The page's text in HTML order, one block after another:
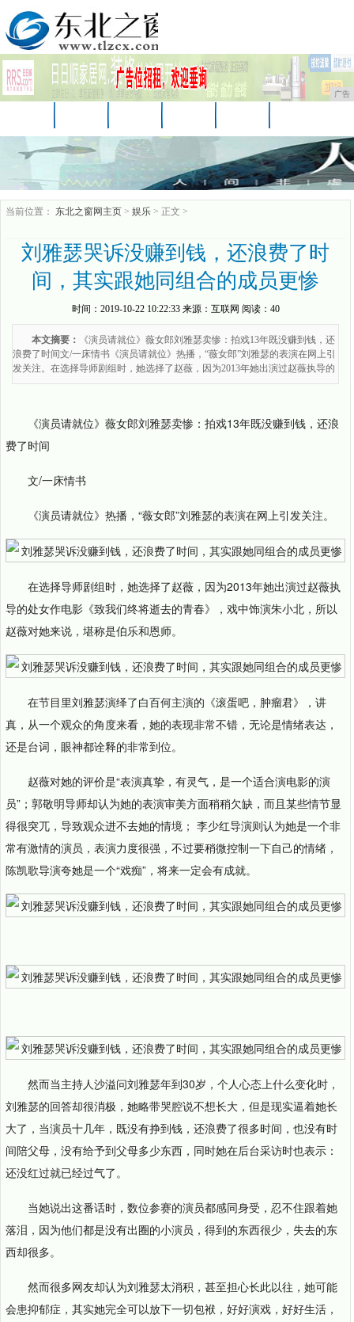
广告
企业 游戏
当前位置： 东北之窗网主页 > 娱乐 > 正文 >
刘雅瑟哭诉没赚到钱，还浪费了时
间，其实跟她同组合的成员更惨
时间： 2019-10-22 10:22:33来源： 互联网 阅读：40
本文摘要：
《演员请就位》薇女郎刘雅瑟卖惨：拍戏13年既没赚到钱，还
浪费了时间文/一床情书《演员请就位》热播，“薇女郎”刘雅瑟的表演在网上引
发关注。在选择导师剧组时，她选择了赵薇，因为2013年她出演过赵薇执导的
《演员请就位》薇女郎刘雅瑟卖惨：拍戏13年既没赚到钱，还浪
费了时间
文/一床情书
《演员请就位》热播，“薇女郎”刘雅瑟的表演在网上引发关注。
在选择导师剧组时，她选择了赵薇，因为2013年她出演过赵薇执
导的处女作电影《致我们终将逝去的青春》，戏中饰演朱小北，所以
赵薇对她来说，堪称是伯乐和恩师。
在节目里刘雅瑟演绎了白百何主演的《滚蛋吧，肿瘤君》，讲
真，从一个观众的角度来看，她的表现非常不错，无论是情绪表达，
还是台词，眼神都诠释的非常到位。
赵薇对她的评价是“表演真挚，有灵气，是一个适合演电影的演
员”；郭敬明导师却认为她的表演审美方面稍稍欠缺，而且某些情节显
得很突兀，导致观众进不去她的情境； 李少红导演则认为她是一个非
常有激情的演员，表演力度很强，不过要稍微控制一下自己的情绪，
陈凯歌导演夸她是一个“戏痴”，将来一定会有成就。
然而当主持人沙溢问刘雅瑟年到30岁，个人心态上什么变化时，
刘雅瑟的回答却很消极，她略带哭腔说不想长大，但是现实逼着她长
大了，当演员十几年，既没有挣到钱，还浪费了很多时间，也没有时
间陪父母，没有给予到父母多少东西，同时她在后台采访时也表示：
还没红过就已经过气了。
当她说出这番话时，数位参赛的演员都感同身受，忍不住跟着她
落泪，因为他们都是没有出圈的小演员，得到的东西很少，失去的东
西却很多。
然而很多网友却认为刘雅瑟太消积，甚至担心长此以往，她可能
会患抑郁症，其实她完全可以放下一切包袱，好好演戏，好好生活，